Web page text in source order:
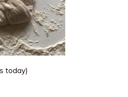
today)